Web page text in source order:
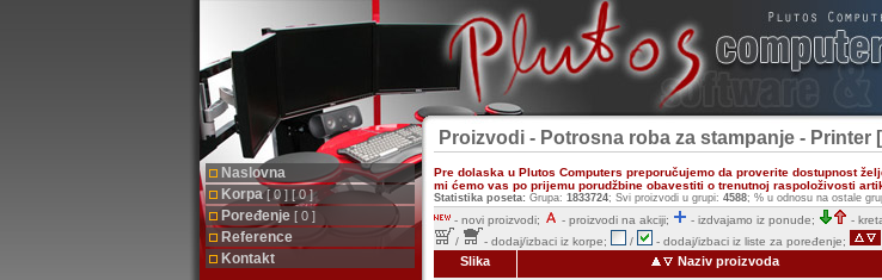
Naslovna
Korpa[ 0 ] [ 0 ]
Poređenje [ 0 ]
Reference
Kontakt
Proizvodi - Potrosna roba za stampanje - Printer
Pre dolaska u Plutos Computers preporučujemo da proverite dostupnost
mi ćemo vas po prijemu porudžbine obavestiti o trenutnoj raspoloživosti
Statistika poseta: Grupa: 1833724; Svi proizvodi u grupi: 4588; % u odnosu na ostale
- novi proizvodi; - proizvodi na akciji; - izdvajamo iz ponude;
-
/
- dodaj/izbaci iz korpe; / - dodaj/izbaci iz liste za poređenje;
Slika Naziv proizvoda